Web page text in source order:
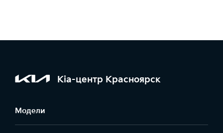
Kia-центр Красноярск
Модели